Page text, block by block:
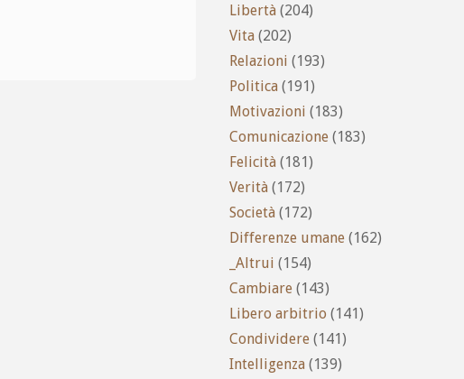
Libertà (204)
Vita (202)
Relazioni (193)
Politica (191)
Motivazioni (183)
Comunicazione (183)
Felicità (181)
Verità (172)
Società (172)
Differenze umane (162)
_Altrui (154)
Cambiare (143)
Libero arbitrio (141)
Condividere (141)
Intelligenza (139)